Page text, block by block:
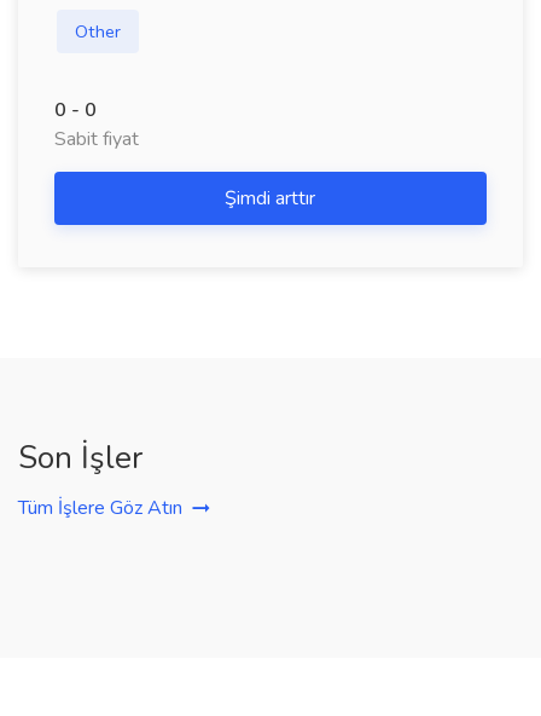
Other
0 - 0
Sabit fiyat
Şimdi arttır
Son İşler
Tüm İşlere Göz Atın